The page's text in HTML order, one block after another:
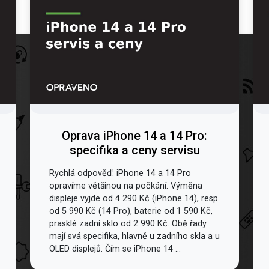
Oprava iPhone 14 a 14 Pro:
specifika a ceny servisu
Rychlá odpověď: iPhone 14 a 14 Pro
opravíme většinou na počkání. Výměna
displeje vyjde od 4 290 Kč (iPhone 14), resp.
od 5 990 Kč (14 Pro), baterie od 1 590 Kč,
prasklé zadní sklo od 2 990 Kč. Obě řady
mají svá specifika, hlavně u zadního skla a u
OLED displejů. Čím se iPhone 14 ...